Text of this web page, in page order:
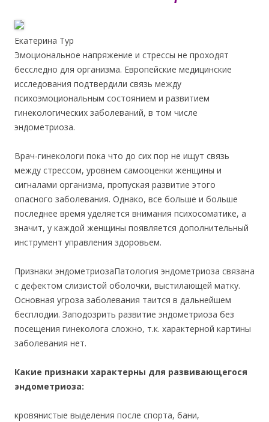
Екатерина Тур
Эмоциональное напряжение и стрессы не проходят
бесследно для организма. Европейские медицинские
исследования подтвердили связь между
психоэмоциональным состоянием и развитием
гинекологических заболеваний, в том числе
эндометриоза.
Врач-гинекологи пока что до сих пор не ищут связь
между стрессом, уровнем самооценки женщины и
сигналами организма, пропуская развитие этого
опасного заболевания. Однако, все больше и больше
последнее время уделяется внимания психосоматике, а
значит, у каждой женщины появляется дополнительный
инструмент управления здоровьем.
Признаки эндометриозаПатология эндометриоза связана
с дефектом слизистой оболочки, выстилающей матку.
Основная угроза заболевания таится в дальнейшем
бесплодии. Заподозрить развитие эндометриоза без
посещения гинеколога сложно, т.к. характерной картины
заболевания нет.
Какие признаки характерны для развивающегося
эндометриоза:
кровянистые выделения после спорта, бани,